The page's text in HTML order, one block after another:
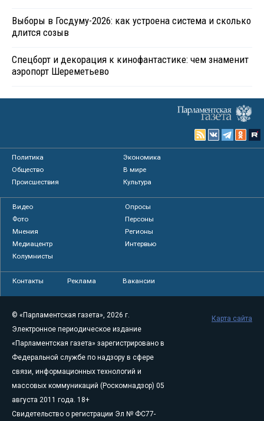
Выборы в Госдуму-2026: как устроена система и сколько
длится созыв
Спецборт и декорация к кинофантастике: чем знаменит
аэропорт Шереметьево
Политика
Экономика
Общество
В мире
Происшествия
Культура
Видео
Опросы
Фото
Персоны
Мнения
Регионы
Медиацентр
Интервью
Колумнисты
Контакты Реклама Вакансии
© «Парламентская газета», 2026 г.
Электронное периодическое издание
«Парламентская газета» зарегистрировано в
Федеральной службе по надзору в сфере
связи, информационных технологий и
массовых коммуникаций (Роскомнадзор) 05
августа 2011 года. 18+
Свидетельство о регистрации Эл № ФС77-
Карта сайта